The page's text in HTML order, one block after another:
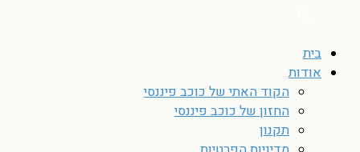
בית
אודות
הקוד האתי של כוכב פיננסי
החזון של כוכב פיננסי
תקנון